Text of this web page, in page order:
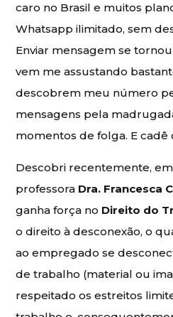
caro no Brasil e muitos
Whatsapp ilimitado, sem
Enviar mensagem se
vem me assustando
descobrem meu número
mensagens pela
momentos de folga. E
Descobri recentemente,
professora Dra. Francesca
ganha força no Direito do
o direito à desconexão, o
ao empregado se
de trabalho (material ou
respeitado os estreitos